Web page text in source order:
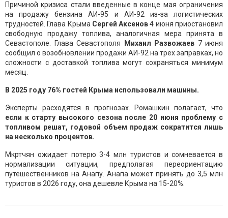
Причиной кризиса стали введенные в конце мая ограничения
на продажу бензина АИ-95 и АИ-92 из-за логистических
трудностей. Глава Крыма Сергей Аксенов4 июня приостановил
свободную продажу топлива, аналогичная мера принята в
Севастополе. Глава Севастополя Михаил Развожаев 7 июня
сообщил о возобновлении продажи АИ-92 на трех заправках, но
сложности с доставкой топлива могут сохраняться минимум
месяц.
В 2025 году 76% гостей Крыма использовали машины.
Эксперты расходятся в прогнозах. Ромашкин полагает, что
если к старту высокого сезона после 20 июня проблему с
топливом решат, годовой объем продаж сократится лишь
на несколько процентов.
Мкртчян ожидает потерю 3-4 млн туристов и сомневается в
нормализации ситуации, предполагая переориентацию
путешественников на Анапу. Анапа может принять до 3,5 млн
туристов в 2026 году, она дешевле Крыма на 15-20%.